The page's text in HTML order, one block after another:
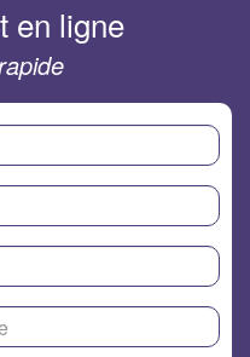
en ligne